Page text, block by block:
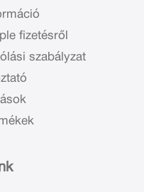
fizetésről
szabályzat